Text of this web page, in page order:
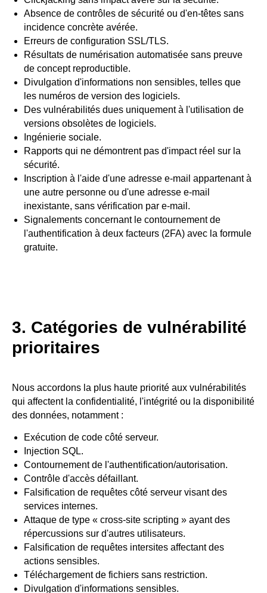
Absence de contrôles de sécurité ou d'en-têtes sans
incidence concrète avérée.
Erreurs de configuration SSL/TLS.
Résultats de numérisation automatisée sans preuve
de concept reproductible.
Divulgation d'informations non sensibles, telles que
les numéros de version des logiciels.
Des vulnérabilités dues uniquement à l'utilisation de
versions obsolètes de logiciels.
Ingénierie sociale.
Rapports qui ne démontrent pas d'impact réel sur la
sécurité.
Inscription à l'aide d'une adresse e-mail appartenant à
une autre personne ou d'une adresse e-mail
inexistante, sans vérification par e-mail.
Signalements concernant le contournement de
l'authentification à deux facteurs (2FA) avec la formule
gratuite.
3. Catégories de vulnérabilité
prioritaires
Nous accordons la plus haute priorité aux vulnérabilités
qui affectent la confidentialité, l'intégrité ou la disponibilité
des données, notamment :
Exécution de code côté serveur.
Injection SQL.
Contournement de l'authentification/autorisation.
Contrôle d'accès défaillant.
Falsification de requêtes côté serveur visant des
services internes.
Attaque de type « cross-site scripting » ayant des
répercussions sur d'autres utilisateurs.
Falsification de requêtes intersites affectant des
actions sensibles.
Téléchargement de fichiers sans restriction.
Divulgation d'informations sensibles.